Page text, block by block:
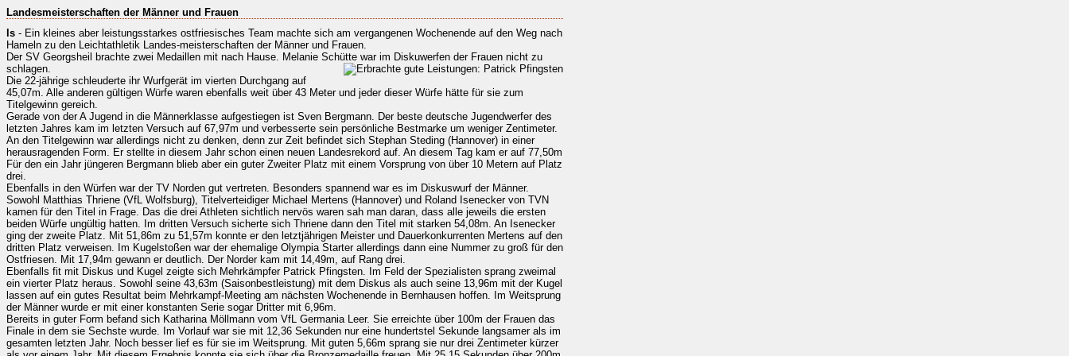
Landesmeisterschaften der Männer und Frauen
ls - Ein kleines aber leistungsstarkes ostfriesisches Team machte sich am vergangenen Wochenende auf den Weg nach
Hameln zu den Leichtathletik Landes-meisterschaften der Männer und Frauen.
Der SV Georgsheil brachte zwei Medaillen mit nach Hause. Melanie Schütte war im Diskuwerfen der Frauen nicht zu
schlagen.
Die 22-jährige schleuderte ihr Wurfgerät im vierten Durchgang auf
45,07m. Alle anderen gültigen Würfe waren ebenfalls weit über 43 Meter und jeder dieser Würfe hätte für sie zum
Titelgewinn gereich.
Gerade von der A Jugend in die Männerklasse aufgestiegen ist Sven Bergmann. Der beste deutsche Jugendwerfer des
letzten Jahres kam im letzten Versuch auf 67,97m und verbesserte sein persönliche Bestmarke um weniger Zentimeter.
An den Titelgewinn war allerdings nicht zu denken, denn zur Zeit befindet sich Stephan Steding (Hannover) in einer
herausragenden Form. Er stellte in diesem Jahr schon einen neuen Landesrekord auf. An diesem Tag kam er auf 77,50m
Für den ein Jahr jüngeren Bergmann blieb aber ein guter Zweiter Platz mit einem Vorsprung von über 10 Metern auf Platz
drei.
Ebenfalls in den Würfen war der TV Norden gut vertreten. Besonders spannend war es im Diskuswurf der Männer.
Sowohl Matthias Thriene (VfL Wolfsburg), Titelverteidiger Michael Mertens (Hannover) und Roland Isenecker von TVN
kamen für den Titel in Frage. Das die drei Athleten sichtlich nervös waren sah man daran, dass alle jeweils die ersten
beiden Würfe ungültig hatten. Im dritten Versuch sicherte sich Thriene dann den Titel mit starken 54,08m. An Isenecker
ging der zweite Platz. Mit 51,86m zu 51,57m konnte er den letztjährigen Meister und Dauerkonkurrenten Mertens auf den
dritten Platz verweisen. Im Kugelstoßen war der ehemalige Olympia Starter allerdings dann eine Nummer zu groß für den
Ostfriesen. Mit 17,94m gewann er deutlich. Der Norder kam mit 14,49m, auf Rang drei.
Ebenfalls fit mit Diskus und Kugel zeigte sich Mehrkämpfer Patrick Pfingsten. Im Feld der Spezialisten sprang zweimal
ein vierter Platz heraus. Sowohl seine 43,63m (Saisonbestleistung) mit dem Diskus als auch seine 13,96m mit der Kugel
lassen auf ein gutes Resultat beim Mehrkampf-Meeting am nächsten Wochenende in Bernhausen hoffen. Im Weitsprung
der Männer wurde er mit einer konstanten Serie sogar Dritter mit 6,96m.
Bereits in guter Form befand sich Katharina Möllmann vom VfL Germania Leer. Sie erreichte über 100m der Frauen das
Finale in dem sie Sechste wurde. Im Vorlauf war sie mit 12,36 Sekunden nur eine hundertstel Sekunde langsamer als im
gesamten letzten Jahr. Noch besser lief es für sie im Weitsprung. Mit guten 5,66m sprang sie nur drei Zentimeter kürzer